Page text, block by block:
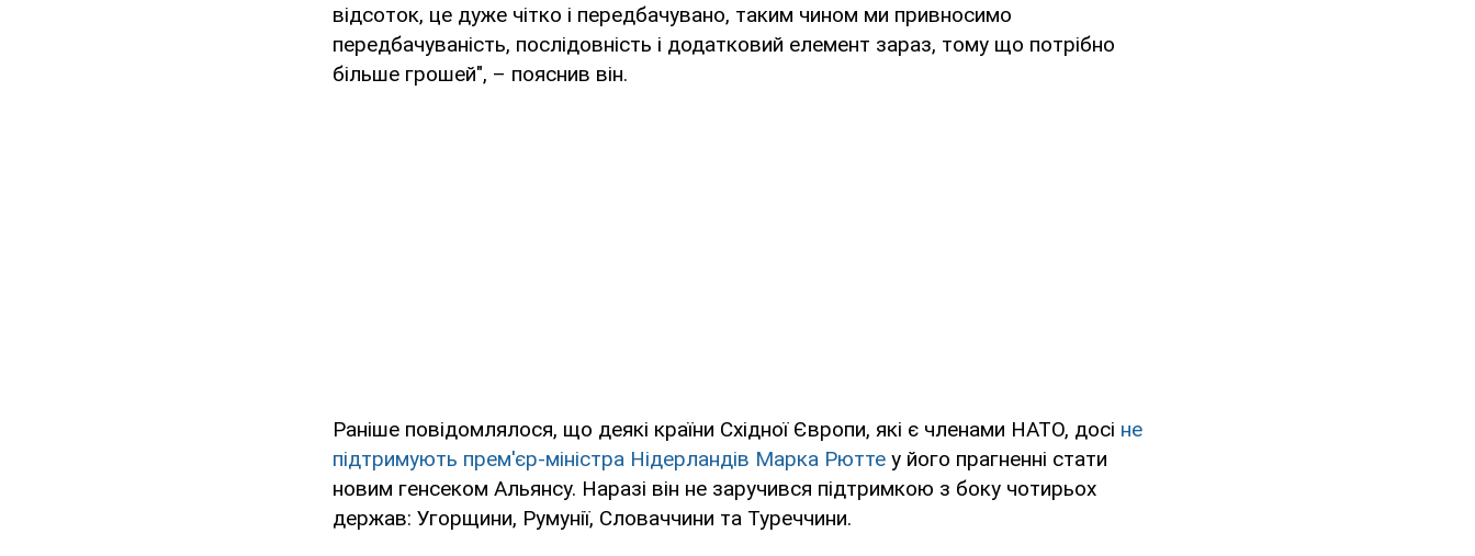
відсоток, це дуже чітко і передбачувано, таким чином ми привносимо
передбачуваність, послідовність і додатковий елемент зараз, тому що потрібно
більше грошей", – пояснив він.
Раніше повідомлялося, що деякі країни Східної Європи, які є членами НАТО, досі не
підтримують прем'єр-міністра Нідерландів Марка Рютте у його прагненні стати
новим генсеком Альянсу. Наразі він не заручився підтримкою з боку чотирьох
держав: Угорщини, Румунії, Словаччини та Туреччини.